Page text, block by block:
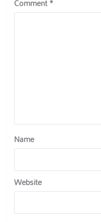
Name
Website